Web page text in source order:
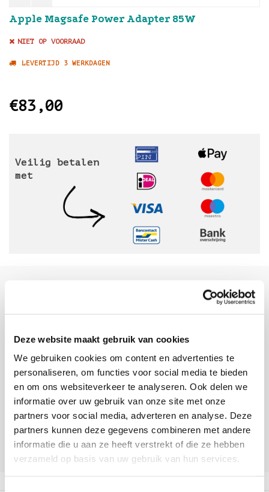
Deze website maakt gebruik van cookies
We gebruiken cookies om content en advertenties te
personaliseren, om functies voor social media te bieden
en om ons websiteverkeer te analyseren. Ook delen we
informatie over uw gebruik van onze site met onze
partners voor social media, adverteren en analyse. Deze
partners kunnen deze gegevens combineren met andere
informatie die u aan ze heeft verstrekt of die ze hebben
verzameld op basis van uw gebruik van hun services.
Apple Magsafe Power Adapter 85W
NIET OP VOORRAAD
LEVERTIJD 3 WERKDAGEN
€83,00
Veilig betalen
met
beoordelingen